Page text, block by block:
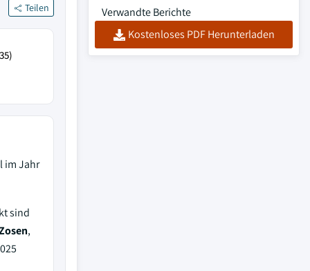
Teilen
im Jahr
sind
,
Verwandte Berichte
Kostenloses PDF Herunterladen